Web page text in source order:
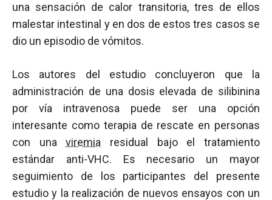
una sensación de calor transitoria, tres de ellos
malestar intestinal y en dos de estos tres casos se
dio un episodio de vómitos.
Los autores del estudio concluyeron que la
administración de una dosis elevada de silibinina
por vía intravenosa puede ser una opción
interesante como terapia de rescate en personas
con unaviremia residual bajo el tratamiento
estándar anti-VHC. Es necesario un mayor
seguimiento de los participantes del presente
estudio y la realización de nuevos ensayos con un